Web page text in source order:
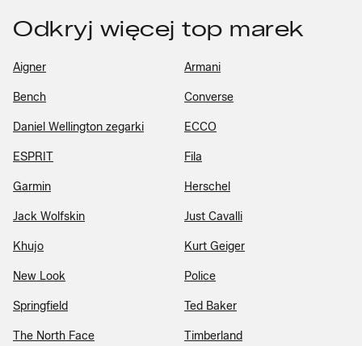
Odkryj więcej top marek
Aigner Armani
Bench Converse
Daniel Wellington zegarki ECCO
ESPRIT Fila
Garmin Herschel
Jack Wolfskin Just Cavalli
Khujo Kurt Geiger
New Look Police
Springfield Ted Baker
The North Face Timberland